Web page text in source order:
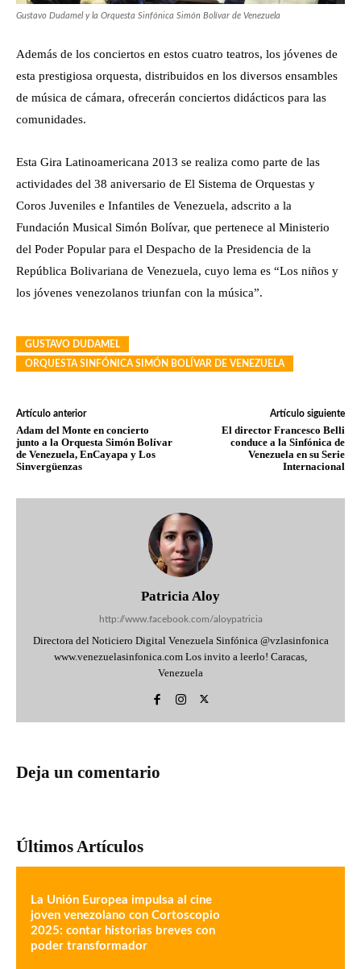
Gustavo Dudamel y la Orquesta Sinfónica Simón Bolívar de Venezuela
Además de los conciertos en estos cuatro teatros, los jóvenes de
esta prestigiosa orquesta, distribuidos en los diversos ensambles
de música de cámara, ofrecerán conciertos didácticos para las
comunidades.
Esta Gira Latinoamericana 2013 se realiza como parte de las
actividades del 38 aniversario de El Sistema de Orquestas y
Coros Juveniles e Infantiles de Venezuela, adscrito a la
Fundación Musical Simón Bolívar, que pertenece al Ministerio
del Poder Popular para el Despacho de la Presidencia de la
República Bolivariana de Venezuela, cuyo lema es “Los niños y
los jóvenes venezolanos triunfan con la música”.
GUSTAVO DUDAMEL
ORQUESTA SINFÓNICA SIMÓN BOLÍVAR DE VENEZUELA
Artículo anterior
Adam del Monte en concierto
junto a la Orquesta Simón Bolívar
de Venezuela, EnCayapa y Los
Sinvergüenzas
Artículo siguiente
El director Francesco Belli
conduce a la Sinfónica de
Venezuela en su Serie
Internacional
Patricia Aloy
http://www.facebook.com/aloypatricia
Directora del Noticiero Digital Venezuela Sinfónica @vzlasinfonica
www.venezuelasinfonica.com Los invito a leerlo! Caracas,
Venezuela
Deja un comentario
Últimos Artículos
La Unión Europea impulsa al cine
joven venezolano con Cortoscopio
2025: contar historias breves con
poder transformador